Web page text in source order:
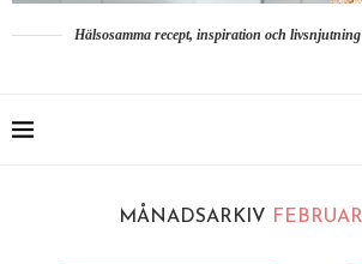
Hälsosamma recept, inspiration och
MÅNADSARKIV